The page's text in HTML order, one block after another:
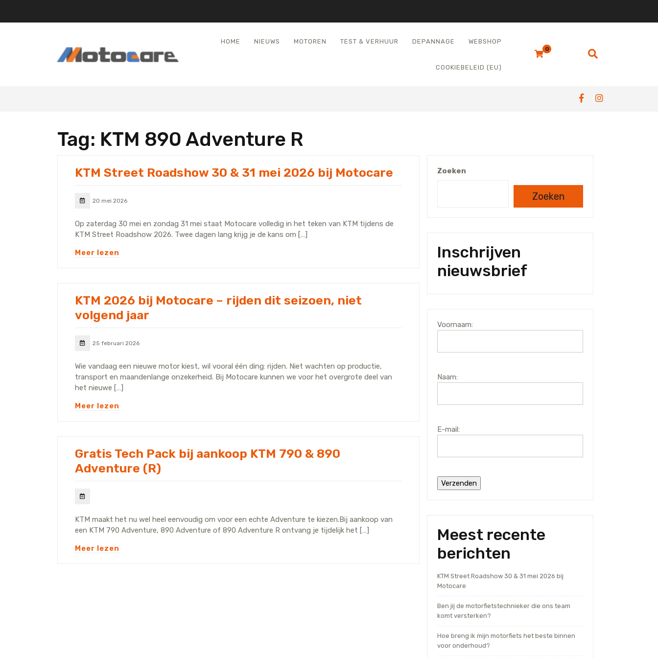
HOME NIEUWS MOTOREN TEST & VERHUUR DEPANNAGE WEBSHOP
COOKIEBELEID (EU)
0
Tag: KTM 890 Adventure R
KTM Street Roadshow 30 & 31 mei 2026 bij Motocare
20 mei 2026
Op zaterdag 30 mei en zondag 31 mei staat Motocare volledig in het teken van KTM tijdens de
KTM Street Roadshow 2026. Twee dagen lang krijg je de kans om […]
Meer lezen
KTM 2026 bij Motocare – rijden dit seizoen, niet
volgend jaar
25 februari 2026
Wie vandaag een nieuwe motor kiest, wil vooral één ding: rijden. Niet wachten op productie,
transport en maandenlange onzekerheid. Bij Motocare kunnen we voor het overgrote deel van
het nieuwe […]
Meer lezen
Gratis Tech Pack bij aankoop KTM 790 & 890
Adventure (R)
KTM maakt het nu wel heel eenvoudig om voor een echte Adventure te kiezen.Bij aankoop van
een KTM 790 Adventure, 890 Adventure of 890 Adventure R ontvang je tijdelijk het […]
Meer lezen
Zoeken
Zoeken
Inschrijven
nieuwsbrief
Voornaam:
Naam:
E-mail:
Meest recente
berichten
KTM Street Roadshow 30 & 31 mei 2026 bij
Motocare
Ben jij de motorfietstechnieker die ons team
komt versterken?
Hoe breng ik mijn motorfiets het beste binnen
voor onderhoud?